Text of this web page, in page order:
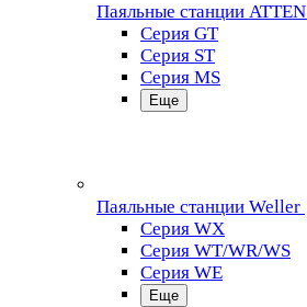
Паяльные станции ATTEN
Серия GT
Серия ST
Серия MS
Еще
Паяльные станции Weller
Серия WX
Серия WT/WR/WS
Серия WE
Еще